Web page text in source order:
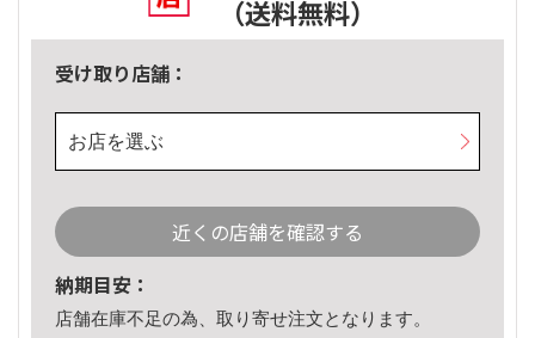
（送料無料）
受け取り店舗：
お店を選ぶ
近くの店舗を確認する
納期目安：
店舗在庫不足の為、取り寄せ注文となります。